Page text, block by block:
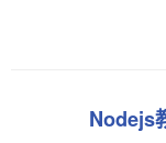
Nodejs